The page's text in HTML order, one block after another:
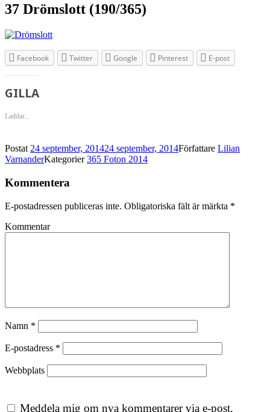
37 Drömslott (190/365)
Facebook Twitter Google Pinterest E-post
GILLA
Laddar...
Postat 24 september, 201424 september, 2014Författare Lilian
VarnanderKategorier365 Foton 2014
Kommentera
E-postadressen publiceras inte. Obligatoriska fält är märkta *
Kommentar
Namn *
E-postadress *
Webbplats
Meddela mig om nya kommentarer via e-post.